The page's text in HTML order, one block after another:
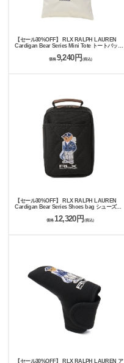
【セール30%OFF】 RLX RALPH LAUREN
Cardigan Bear Series Mini Tote トートバッグ
価格 9,240円 (税込)
【セール30%OFF】 RLX RALPH LAUREN
Cardigan Bear Series Shoes bag シューズケ
価格 12,320円 (税込)
【セール30%OFF】 RLX RALPH LAUREN ア